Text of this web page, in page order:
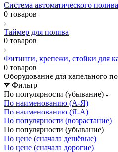
Система автоматического
0 товаров
Таймер для полива
0 товаров
Фитинги, крепежи, стойки для
0 товаров
Оборудование для капельного
Фильтр
По популярности (убывание)
По наименованию (А-Я)
По наименованию (Я-А)
По популярности (возрастание)
По популярности (убывание)
По цене (сначала дешёвые)
По цене (сначала дорогие)